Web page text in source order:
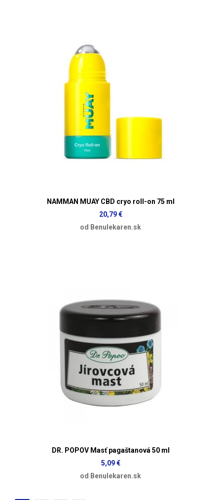
NAMMAN MUAY CBD cryo roll-on 75 ml
20,79 €
od Benulekaren.sk
DR. POPOV Masť pagaštanová 50 ml
5,09 €
od Benulekaren.sk